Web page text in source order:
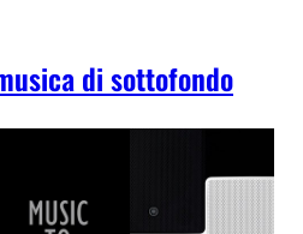
di sottofondo